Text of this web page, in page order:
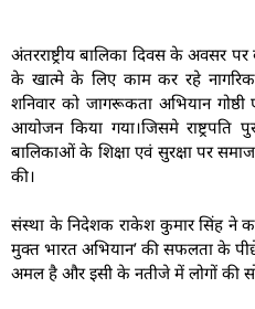
अंतरराष्ट्रीय बालिका दिवस के अवसर
के खात्मे के लिए काम कर रहे नागरिक
शनिवार को जागरूकता अभियान
आयोजन किया गया।जिसमे राष्ट्रपति
बालिकाओं के शिक्षा एवं सुरक्षा पर
की।
संस्था के निदेशक राकेश कुमार सिंह ने
मुक्त भारत अभियान’ की सफलता के
अमल है और इसी के नतीजे में लोगों की